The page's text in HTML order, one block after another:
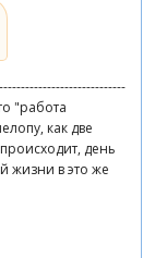
"работа
как две
день
жизни в это же